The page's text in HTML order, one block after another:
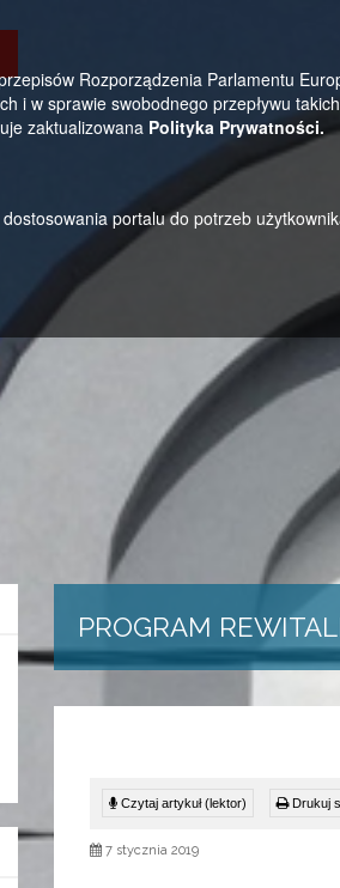
Rozporządzenia Parlamentu
i w sprawie swobodnego przepływu
zaktualizowana Polityka Prywatności.
portalu do potrzeb
PROGRAM
Czytaj artykuł (lektor) Drukuj
7 stycznia 2019